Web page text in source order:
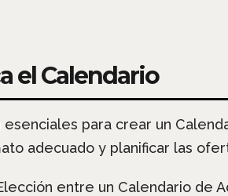
el Calendario
esenciales para crear un
adecuado y planificar las
entre un Calendario de